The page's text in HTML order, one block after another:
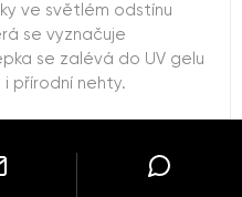
ve světlém odstínu
se vyznačuje
se zalévá do UV gelu
přírodní nehty.